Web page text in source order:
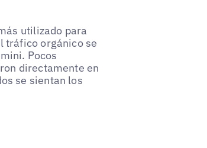
utilizado para
tráfico orgánico se
Pocos
directamente en
se sientan los